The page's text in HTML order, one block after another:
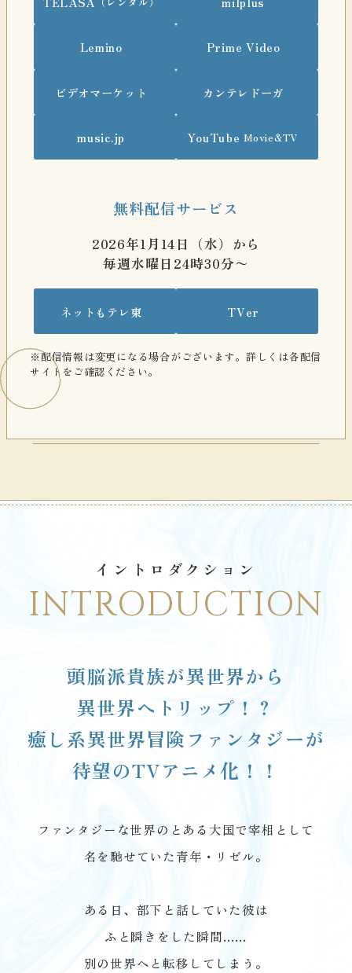
Lemino Prime Video
ビデオマーケット カンテレドーガ
music.jp YouTube Movie&TV
無料配信サービス
2026年1月14日（水）から
毎週水曜日24時30分〜
ネットもテレ東 TVer
※配信情報は変更になる場合がございます。詳しくは各配信
サイトをご確認ください。
イントロダクション
INTRODUCTION
頭脳派貴族が異世界から
異世界へトリップ！？
癒し系異世界冒険ファンタジーが
待望のTVアニメ化！！
ファンタジーな世界のとある大国で宰相として
名を馳せていた青年・リゼル。
ある日、部下と話していた彼は
ふと瞬きをした瞬間……
別の世界へと転移してしまう。